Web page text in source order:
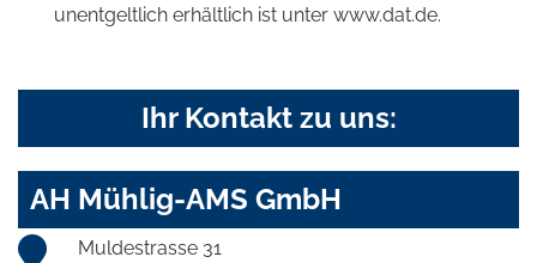
unentgeltlich erhältlich ist unter www.dat.de.
Ihr Kontakt zu uns:
AH Mühlig-AMS GmbH
Muldestrasse 31